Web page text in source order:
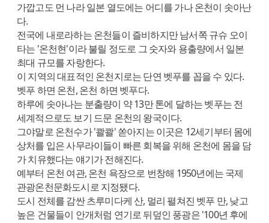
가깝고도 먼 나라 일본 열도에는 어디를 가나 온천이 솟아난
다.
전국에 내로라하는 온천들이 즐비하지만 남서쪽 규슈 오이
타는 '온천현'이라 불릴 정도로 그 숫자와 용출량에서 일본
최대 규모를 자랑한다.
이 지역의 대표적인 온천지로는 단연 벳푸를 꼽을 수 있다.
벳푸 하면 온천, 온천 하면 벳푸다.
하루에 솟아나는 분출량이 약 13만 톤에 달하는 벳푸는 전
세계적으로도 보기 드문 온천의 왕국이다.
그야말로 온천수가 '콸콸' 쏟아지는 이곳은 12세기부터 몸에
상처를 입은 사무라이들이 빠른 회복을 위해 온천에 몸을 담
가 치유했다는 얘기가 전해진다.
예부터 온천 여관, 온천 욕장으로 번창해 1950년에는 국제
관광온천문화도시로 지정됐다.
도시 전체를 감싼 츠루미다케 산, 멀리 펼쳐진 벳푸 만, 낮고
높은 건물들이 안개처럼 연기로 뒤덮인 풍광은 '100년 후에